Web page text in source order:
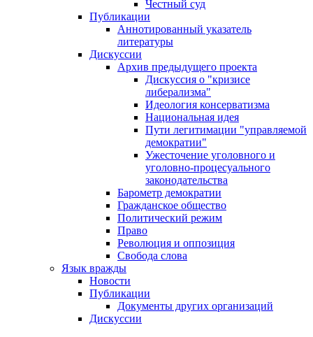
Честный суд
Публикации
Аннотированный указатель
литературы
Дискуссии
Архив предыдущего проекта
Дискуссия о "кризисе
либерализма"
Идеология консерватизма
Национальная идея
Пути легитимации "управляемой
демократии"
Ужесточение уголовного и
уголовно-процесуального
законодательства
Барометр демократии
Гражданское общество
Политический режим
Право
Революция и оппозиция
Свобода слова
Язык вражды
Новости
Публикации
Документы других организаций
Дискуссии